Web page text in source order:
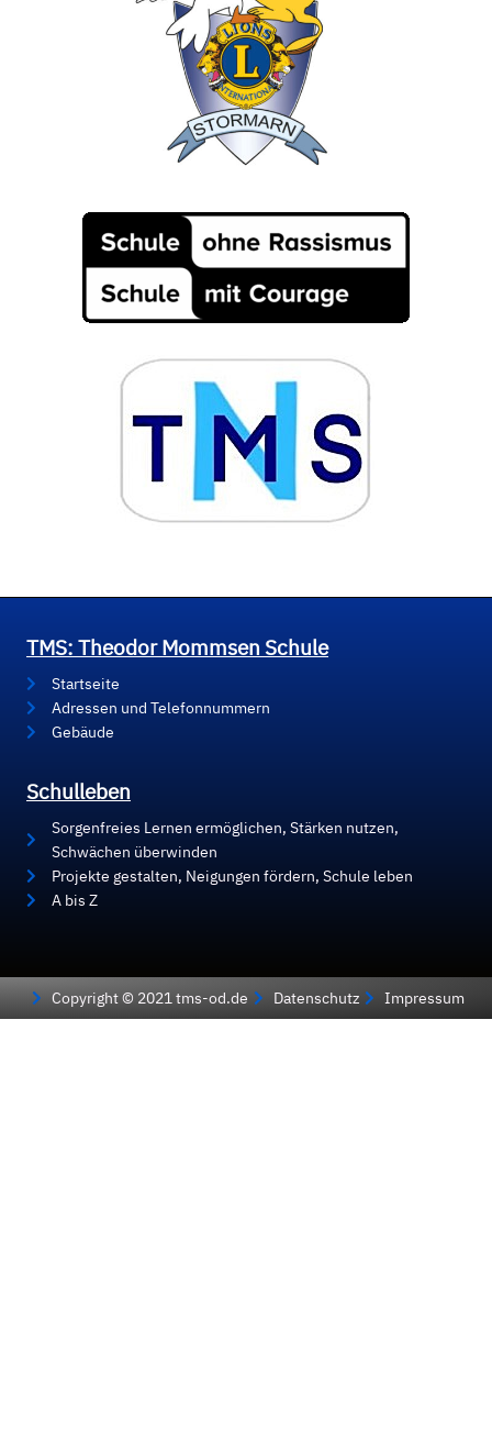
TMS: Theodor Mommsen Schule
Startseite
Adressen und Telefonnummern
Gebäude
Schulleben
Sorgenfreies Lernen ermöglichen, Stärken nutzen,
Schwächen überwinden
Projekte gestalten, Neigungen fördern, Schule leben
A bis Z
Copyright © 2021 tms-od.de Datenschutz Impressum